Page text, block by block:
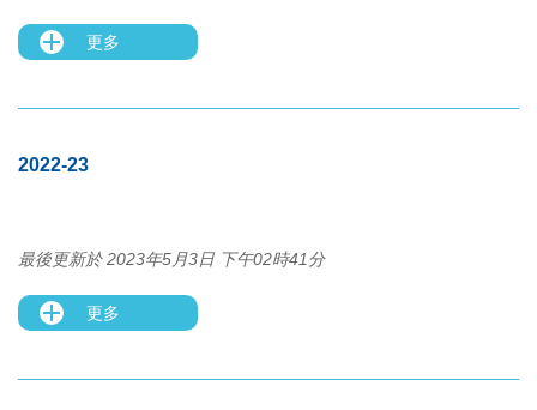
更多
2022-23
最後更新於 2023年5月3日 下午02時41分
更多